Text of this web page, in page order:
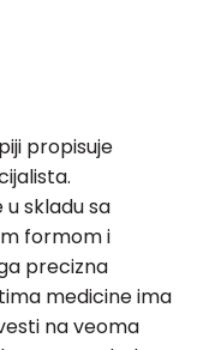
propisuje
skladu sa
formom i
precizna
medicine ima
na veoma